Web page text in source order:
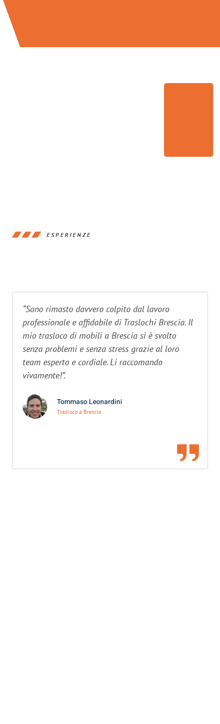
ESPERIENZE
“Sono rimasto davvero colpito dal lavoro
professionale e affidabile di Traslochi Brescia. Il
mio trasloco di mobili a Brescia si è svolto
senza problemi e senza stress grazie al loro
team esperto e cordiale. Li raccomando
vivamente!”.
Tommaso Leonardini
Trasloco a Brescia